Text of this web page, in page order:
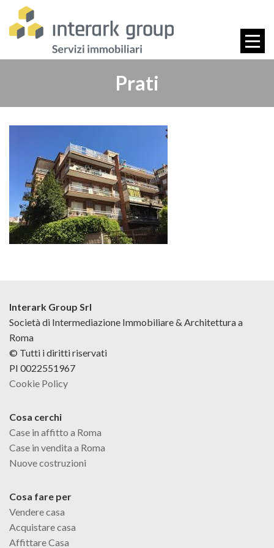
Prati
Interark Group Srl
Società di Intermediazione Immobiliare & Architettura a
Roma
© Tutti i diritti riservati
PI 0022551967
Cookie Policy
Cosa cerchi
Case in affitto a Roma
Case in vendita a Roma
Nuove costruzioni
Cosa fare per
Vendere casa
Acquistare casa
Affittare Casa